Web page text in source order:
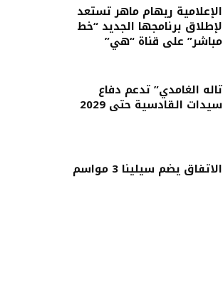
الإعلامية ريهام ماهر تستعد
لإطلاق برنامجها الجديد “خط
مباشر” على قناة “هي”
تاله الغامدي” تدعم دفاع
سيدات القادسية حتى 2029
الاتفاق يضم سيلينا 3 مواسم